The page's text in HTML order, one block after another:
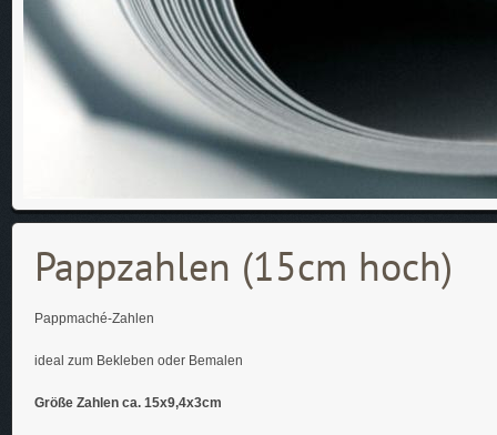
Pappzahlen (15cm hoch)
Pappmaché-Zahlen
ideal zum Bekleben oder Bemalen
Größe Zahlen ca. 15x9,4x3cm